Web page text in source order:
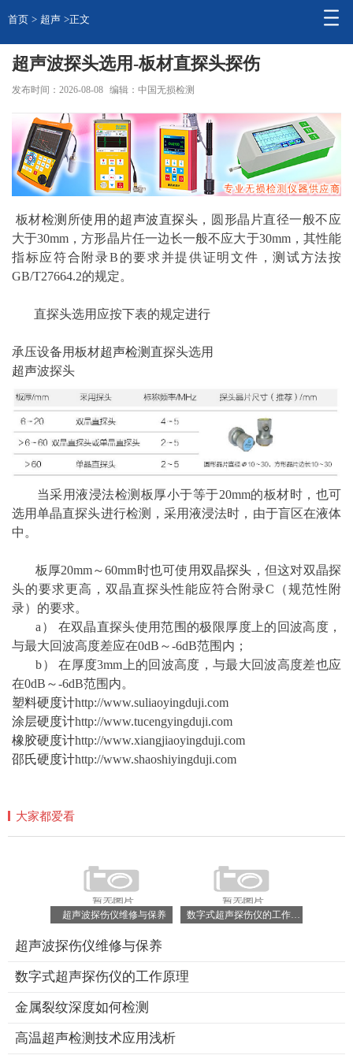
首页 > 超声 >正文
超声波探头选用-板材直探头探伤
发布时间：2026-08-08 编辑：中国无损检测
板材检测 所使用 的超声波直探头 ，圆形晶片直径一般不应
大于30mm，方形晶片任一边长一般不应大于30mm，其性能
指标应符合附录B的要求并提供证明文件，测试方法按
GB/T27664.2的规定。
直探头选用应按下表的规定进行
承压设备用板材超声检测 直探头选用
超声波探头
当采用液浸法检测板厚小于等于20mm的板材时，也可
选用单晶直探头进行检测，采用液浸法时，由于盲区在液体
中。
板厚20mm～60mm时也可使用双晶探头 ，但这对双晶探
头的要求更高，双晶直探头性能应符合附录C（规范性附
录）的要求。
a） 在双晶直探头使用范围的极限厚度上的回波高度，
与最大回波高度差应在0dB～-6dB范围内；
b） 在厚度3mm上的回波高度，与最大回波高度差也应
在0dB～-6dB范围内。
塑料硬度计http://www.suliaoyingduji.com
涂层硬度计http://www.tucengyingduji.com
橡胶硬度计http://www.xiangjiaoyingduji.com
邵氏硬度计http://www.shaoshiyingduji.com
大家都爱看
超声波探伤仪维修与保养
超声波探伤仪维修与保养
数字式超声探伤仪的工作原理
金属裂纹深度如何检测
高温超声检测技术应用浅析